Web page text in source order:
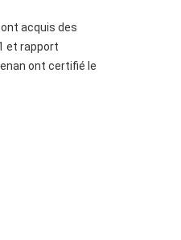
acquis des
et rapport
ont certifié le